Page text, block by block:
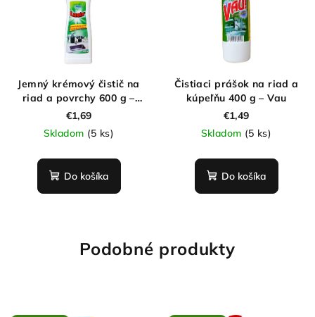
Jemný krémový čistič na
riad a povrchy 600 g –
Lucia
€1,69
Skladom (5 ks)
Do košíka
Čistiaci prášok na riad a
kúpeľňu 400 g – Vau
€1,49
Skladom (5 ks)
Do košíka
Podobné produkty